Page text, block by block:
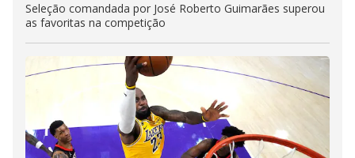
Seleção comandada por José Roberto Guimarães superou
as favoritas na competição